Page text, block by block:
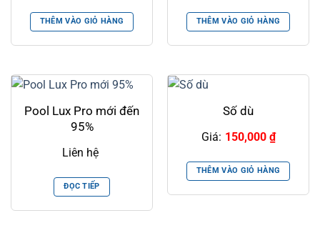
THÊM VÀO GIỎ HÀNG THÊM VÀO GIỎ HÀNG
Pool Lux Pro mới đến
95%
Liên hệ
ĐỌC TIẾP
Số dù
Giá: 150,000 ₫
THÊM VÀO GIỎ HÀNG